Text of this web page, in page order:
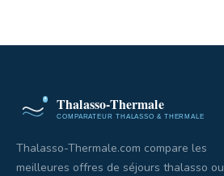
Thalasso-Thermale.com compare les
meilleures offres de séjours thalasso ou